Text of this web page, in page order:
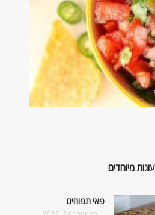
מיוחדים
פאי תפוחים